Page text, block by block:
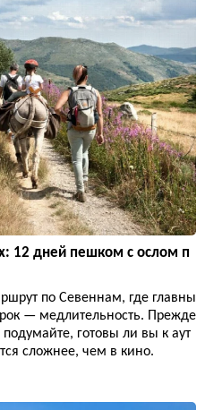
12 дней пешком с ослом п
по Севеннам, где главны
— медлительность. Прежде
готовы ли вы к аут
сложнее, чем в кино.